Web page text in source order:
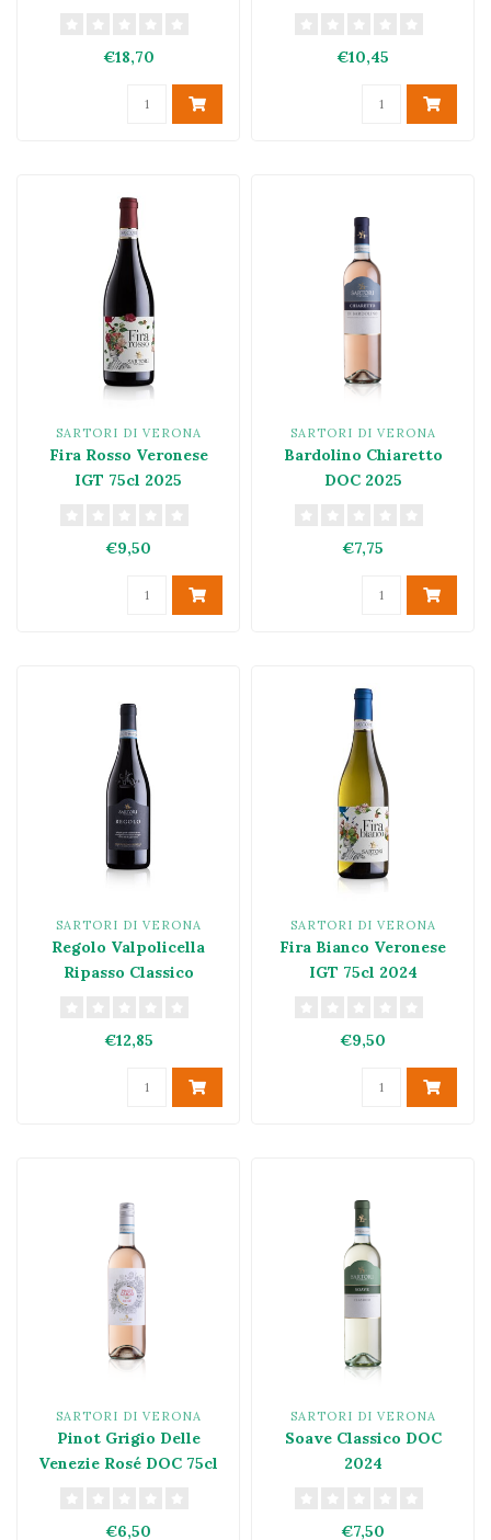
€18,70 €10,45
SARTORI DI VERONA
Fira Rosso Veronese
IGT 75cl 2025
€9,50
SARTORI DI VERONA
Bardolino Chiaretto
DOC 2025
€7,75
SARTORI DI VERONA
Regolo Valpolicella
Ripasso Classico
€12,85
SARTORI DI VERONA
Fira Bianco Veronese
IGT 75cl 2024
€9,50
SARTORI DI VERONA
Pinot Grigio Delle
Venezie Rosé DOC 75cl
€6,50
SARTORI DI VERONA
Soave Classico DOC
2024
€7,50